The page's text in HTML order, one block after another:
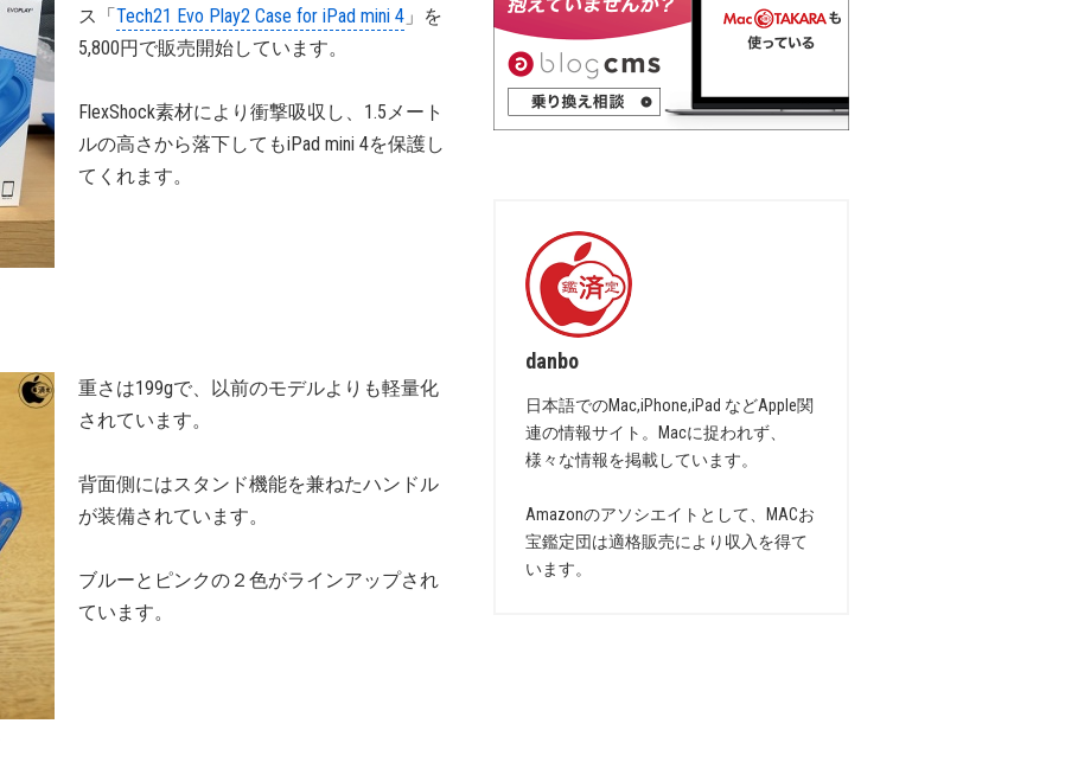
ス「Tech21 Evo Play2 Case for iPad mini 4 」を
5,800円で販売開始しています。
FlexShock素材により衝撃吸収し、1.5メート
ルの高さから落下してもiPad mini 4を保護し
てくれます。
重さは199gで、以前のモデルよりも軽量化
されています。
背面側にはスタンド機能を兼ねたハンドル
が装備されています。
ブルーとピンクの２色がラインアップされ
ています。
danbo
日本語でのMac,iPhone,iPad などApple関
連の情報サイト。Macに捉われず、
様々な情報を掲載しています。
Amazonのアソシエイトとして、MACお
宝鑑定団は適格販売により収入を得て
います。